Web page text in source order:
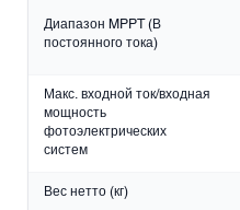
Диапазон MPPT (В
постоянного тока)
Макс. входной ток/входная
мощность
фотоэлектрических
систем
Вес нетто (кг)